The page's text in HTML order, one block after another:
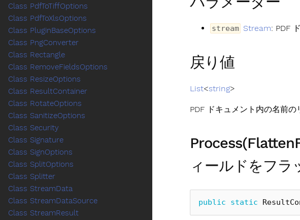
stream Stream: PDF
戻り値
List<string>
PDF ドキュメント内の名前の
ィールドをフラ
public static
Class PdfToTiffOptions
Class PdfToXlsOptions
Class PluginBaseOptions
Class PngConverter
Class Rectangle
Class RemoveFieldsOptions
Class ResizeOptions
Class ResultContainer
Class RotateOptions
Class SanitizeOptions
Class Security
Class Signature
Class SignOptions
Class SplitOptions
Class Splitter
Class StreamData
Class StreamDataSource
Class StreamResult